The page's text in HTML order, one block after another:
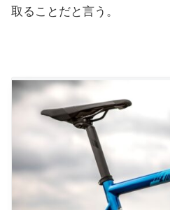
取ることだと言う。